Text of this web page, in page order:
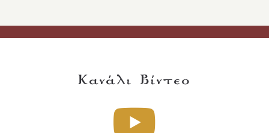
Κανάλι Βίντεο